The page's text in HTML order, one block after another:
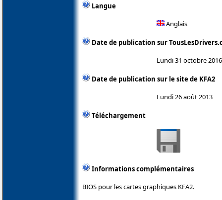
Langue
Anglais
Date de publication sur
Lundi 31 octobre 2016
Date de publication sur le site de KFA2
Lundi 26 août 2013
Téléchargement
Informations complémentaires
BIOS pour les cartes graphiques KFA2.